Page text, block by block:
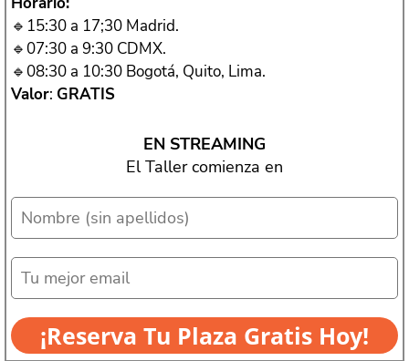
🔹15:30 a 17;30 Madrid.
🔹07:30 a 9:30 CDMX.
🔹08:30 a 10:30 Bogotá, Quito, Lima.
Valor: GRATIS
EN STREAMING
El Taller comienza en
¡Reserva Tu Plaza Gratis Hoy!